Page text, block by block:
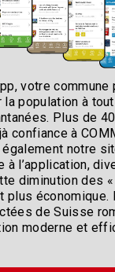
votre commune
population à
Plus de
confiance à
notre
à l’application,
diminution des
plus économique.
de Suisse
moderne et